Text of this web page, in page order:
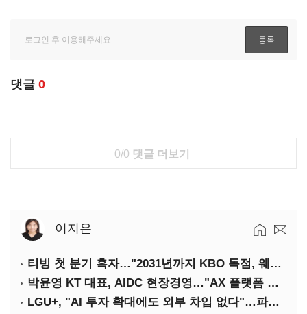
댓글 0
0/0 댓글 더보기
이지은
티빙 첫 분기 흑자…"2031년까지 KBO 독점, 웨이브 합병도 속도"
박윤영 KT 대표, AIDC 현장경영…"AX 플랫폼 핵심 인프라로 키운다"
LGU+, "AI 투자 확대에도 외부 차입 없다"…파주 AIDC 수익성 자신